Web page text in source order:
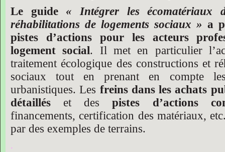
Le guide
« Intégrer les écomatériaux
réhabilitations de logements sociaux » a
pistes d’actions pour les acteurs
logement social. Il met en particulier
traitement écologique des constructions et
sociaux tout en prenant en compte
urbanistiques. Les freins dans les achats
détaillés et despistes d’actions
financements, certification des matériaux,
par des exemples de terrains.
.